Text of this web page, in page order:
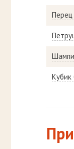
Перец
Кубик